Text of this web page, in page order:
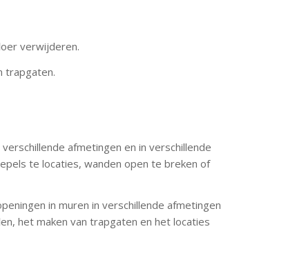
verwijderen.
trapgaten.
afmetingen en in verschillende
te locaties, wanden open te breken of
in muren in verschillende afmetingen
het maken van trapgaten en het locaties